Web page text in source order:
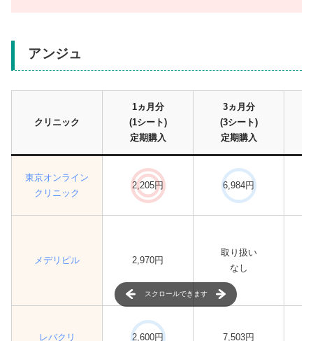
アンジュ
クリニック
1ヵ月分
(1シート)
定期購入
3ヵ月分
(3シート)
定期購入
東京オンライン
クリニック
2,205円 6,984円
メデリピル 2,970円
取り扱い
なし
レバクリ 2,600円 7,503円
スクロールできます